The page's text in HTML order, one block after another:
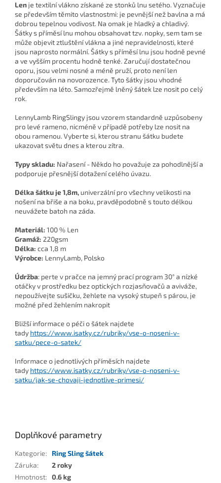
Len je textilní vlákno získané ze stonků lnu setého. Vyznačuje
se především těmito vlastnostmi: je pevnější než bavlna a má
dobrou tepelnou vodivost. Na omak je hladký a chladivý.
Šátky s příměsí lnu mohou obsahovat tzv. nopky, sem tam se
může objevit ztluštění vlákna a jiné nepravidelnosti, které
jsou naprosto normální. Šátky s příměsí lnu jsou hodně pevné
a ve vyšším procentu hodně tenké. Zaručují dostatečnou
oporu, jsou velmi nosné a méně pruží, proto není len
doporučován na novorozence. Tyto šátky jsou vhodné
především na léto. Samozřejmě lněný šátek lze nosit po celý
rok.
LennyLamb RingSlingy jsou vzorem standardně uzpůsobeny
pro levé rameno, nicméně v případě potřeby lze nosit na
obou ramenou. Vyberte si, kterou stranu šátku budete
ukazovat světu dnes a kterou zítra.
Typy skladu: Nařasení - Někdo ho považuje za pohodlnější a
podporuje přesnější dotažení celého úvazu.
Délka šátku je 1,8m, univerzální pro všechny velikosti na
nošení na břiše a na boku, pravděpodobně s touto délkou
neuvážete batoh na záda.
Materiál: 100 % Len
Gramáž: 220gsm
Délka: cca 1,8 m
Výrobce: LennyLamb, Polsko
Údržba: perte v pračce na jemný prací program 30° a nízké
otáčky v prostředku bez optických rozjasňovačů a aviváže,
nepoužívejte sušičku, žehlete na vysoký stupeň s párou, je
možné před žehlením nakropit
Bližší informace o péči o šátek najdete
tady https://www.isatky.cz/rubriky/vse-o-noseni-v-
satku/pece-o-satek/
Informace o jednotlivých příměsích najdete
tady https://www.isatky.cz/rubriky/vse-o-noseni-v-
satku/jak-se-chovaji-jednotlive-primesi/
Doplňkové parametry
Kategorie:
Ring Sling šátek
Záruka:
2 roky
Hmotnost: 0.6 kg